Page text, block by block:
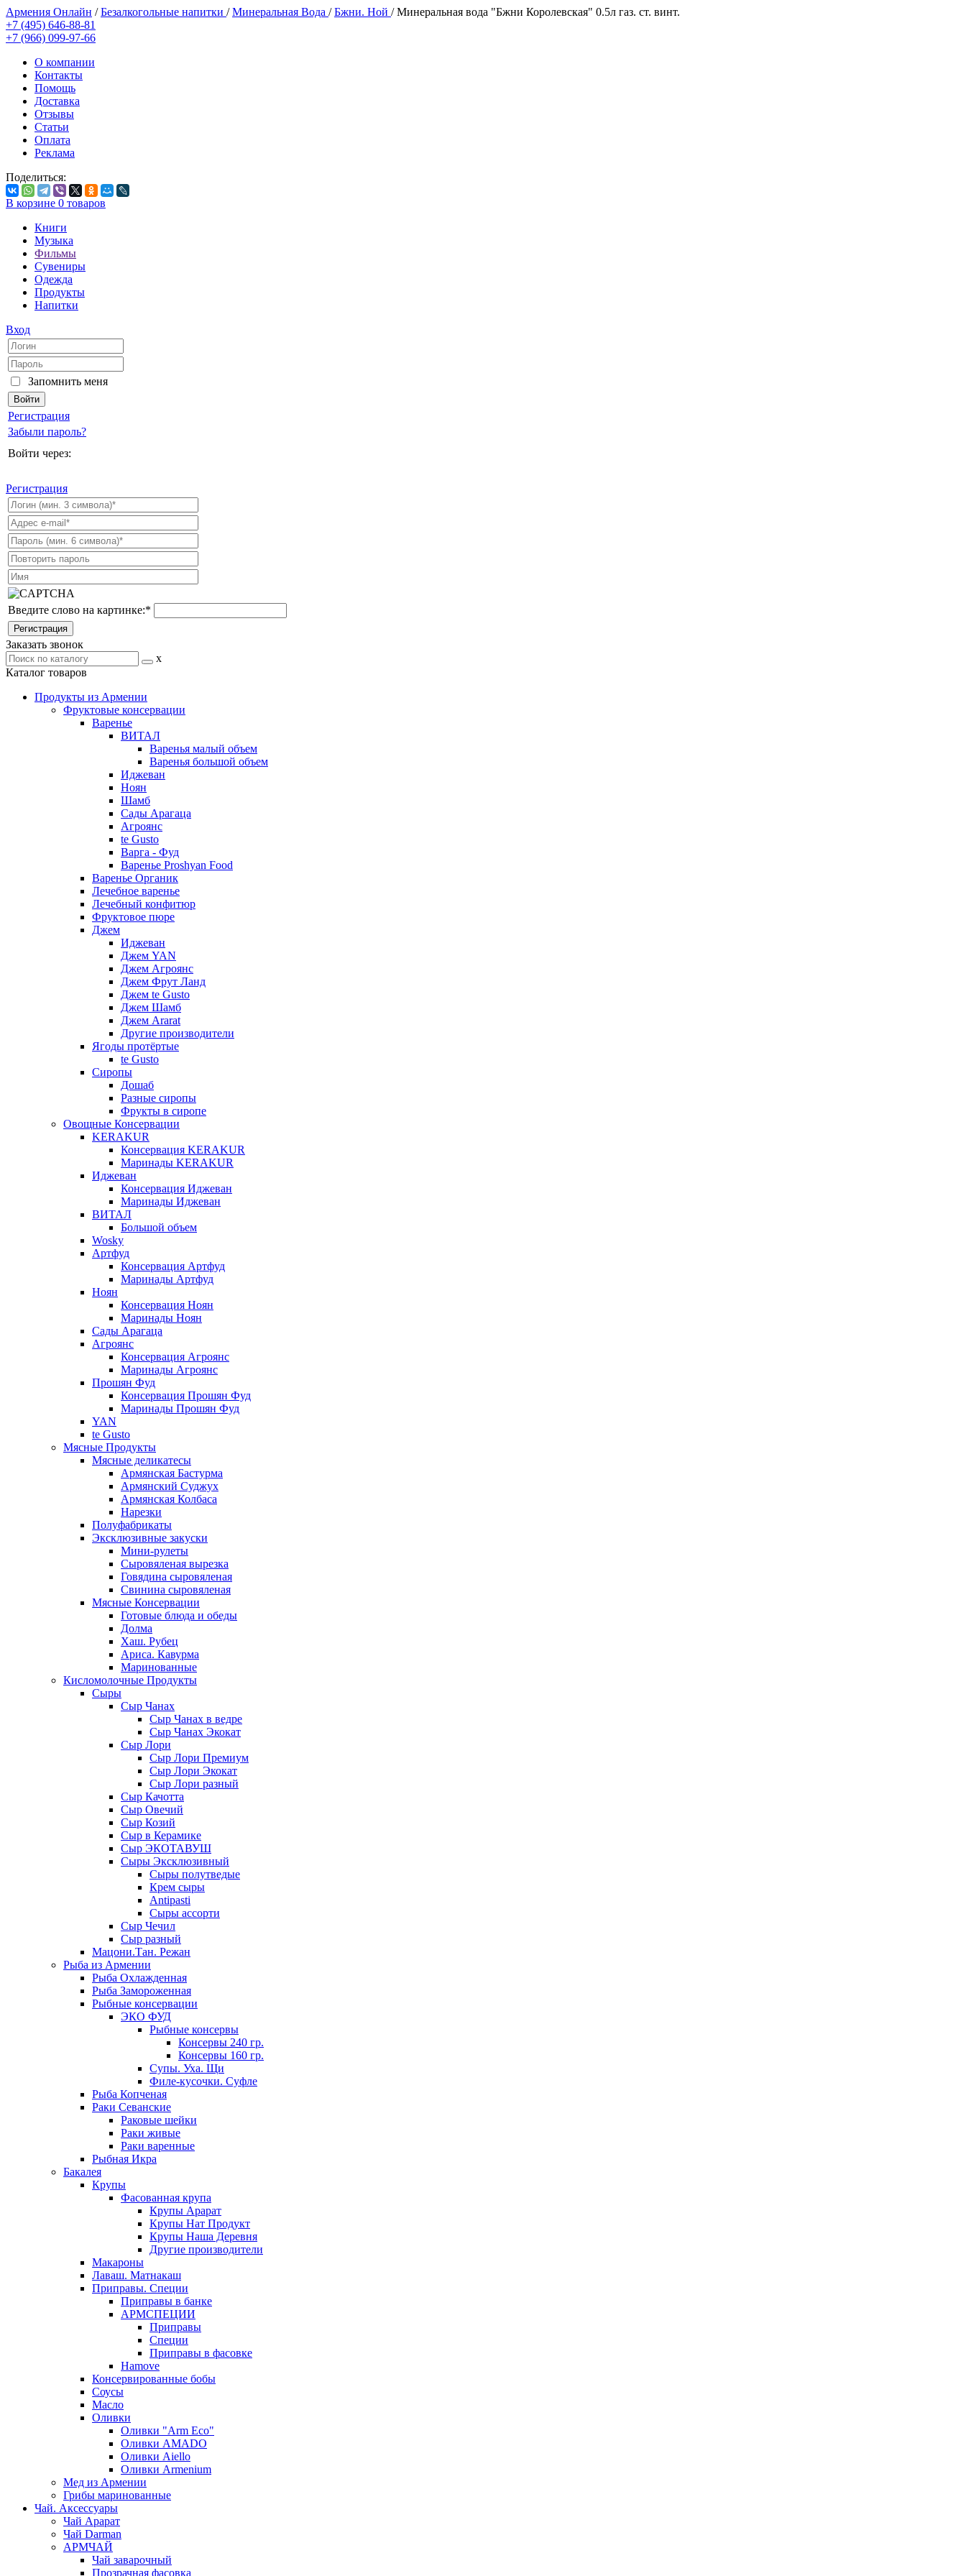
Армения Онлайн /Безалкогольные напитки /Минеральная Вода /Бжни. Ной /Минеральная вода "Бжни Королевская" 0.5л газ. ст. винт.
+7 (495) 646-88-81
+7 (966) 099-97-66
О компании
Контакты
Помощь
Доставка
Отзывы
Статьи
Оплата
Реклама
Поделиться:
В корзине 0 товаров
Книги
Музыка
Фильмы
Сувениры
Одежда
Продукты
Напитки
Вход
Запомнить меня
Регистрация
Забыли пароль?
Войти через:
Регистрация
Введите слово на картинке:*
Заказать звонок
x
Каталог товаров
Продукты из Армении
Фруктовые консервации
Варенье
ВИТАЛ
Варенья малый объем
Варенья большой объем
Иджеван
Ноян
Шамб
Сады Арагаца
Агроянс
te Gusto
Варга - Фуд
Варенье Proshyan Food
Варенье Органик
Лечебное варенье
Лечебный конфитюр
Фруктовое пюре
Джем
Иджеван
Джем YAN
Джем Агроянс
Джем Фрут Ланд
Джем te Gusto
Джем Шамб
Джем Ararat
Другие производители
Ягоды протёртые
te Gusto
Сиропы
Дошаб
Разные сиропы
Фрукты в сиропе
Овощные Консервации
KERAKUR
Консервация KERAKUR
Маринады KERAKUR
Иджеван
Консервация Иджеван
Маринады Иджеван
ВИТАЛ
Большой объем
Wosky
Артфуд
Консервация Артфуд
Маринады Артфуд
Ноян
Консервация Ноян
Маринады Ноян
Сады Арагаца
Агроянс
Консервация Агроянс
Маринады Агроянс
Прошян Фуд
Консервация Прошян Фуд
Маринады Прошян Фуд
YAN
te Gusto
Мясные Продукты
Мясные деликатесы
Армянская Бастурма
Армянский Суджух
Армянская Колбаса
Нарезки
Полуфабрикаты
Эксклюзивные закуски
Мини-рулеты
Сыровяленая вырезка
Говядина сыровяленая
Свинина сыровяленая
Мясные Консервации
Готовые блюда и обеды
Долма
Хаш. Рубец
Ариса. Кавурма
Маринованные
Кисломолочные Продукты
Сыры
Сыр Чанах
Сыр Чанах в ведре
Сыр Чанах Экокат
Сыр Лори
Сыр Лори Премиум
Сыр Лори Экокат
Сыр Лори разный
Сыр Качотта
Сыр Овечий
Сыр Козий
Сыр в Керамике
Сыр ЭКОТАВУШ
Сыры Эксклюзивный
Сыры полутведые
Крем сыры
Antipasti
Сыры ассорти
Сыр Чечил
Сыр разный
Мацони.Тан. Режан
Рыба из Армении
Рыба Охлажденная
Рыба Замороженная
Рыбные консервации
ЭКО ФУД
Рыбные консервы
Консервы 240 гр.
Консервы 160 гр.
Супы. Уха. Щи
Филе-кусочки. Суфле
Рыба Копченая
Раки Севанские
Раковые шейки
Раки живые
Раки варенные
Рыбная Икра
Бакалея
Крупы
Фасованная крупа
Крупы Арарат
Крупы Нат Продукт
Крупы Наша Деревня
Другие производители
Макароны
Лаваш. Матнакаш
Приправы. Специи
Приправы в банке
АРМСПЕЦИИ
Приправы
Специи
Приправы в фасовке
Hamove
Консервированные бобы
Соусы
Масло
Оливки
Оливки "Arm Eco"
Оливки AMADO
Оливки Aiello
Оливки Armenium
Мед из Армении
Грибы маринованные
Чай. Аксессуары
Чай Арарат
Чай Darman
АРМЧАЙ
Чай заварочный
Прозрачная фасовка